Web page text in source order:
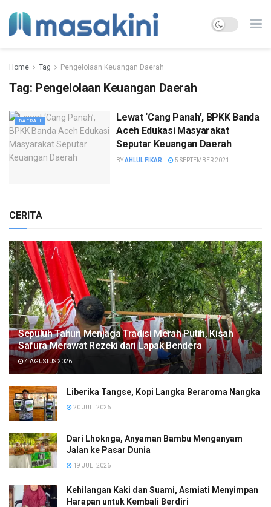
Home Tag Pengelolaan Keuangan Daerah
Tag: Pengelolaan Keuangan Daerah
DAERAH
Lewat ‘Cang Panah’, BPKK Banda
Aceh Edukasi Masyarakat
Seputar Keuangan Daerah
BYAHLUL FIKAR 5 SEPTEMBER 2021
CERITA
Sepuluh Tahun Menjaga Tradisi Merah Putih, Kisah
Safura Merawat Rezeki dari Lapak Bendera
4 AGUSTUS 2026
Liberika Tangse, Kopi Langka Beraroma Nangka
20 JULI 2026
Dari Lhoknga, Anyaman Bambu Menganyam
Jalan ke Pasar Dunia
19 JULI 2026
Kehilangan Kaki dan Suami, Asmiati Menyimpan
Harapan untuk Kembali Berdiri